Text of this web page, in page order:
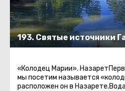
193. Святые источники
«Колодец Марии».
мы посетим называется
расположен он в